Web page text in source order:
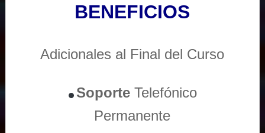
BENEFICIOS
Adicionales al Final del Curso
Soporte Telefónico
Permanente